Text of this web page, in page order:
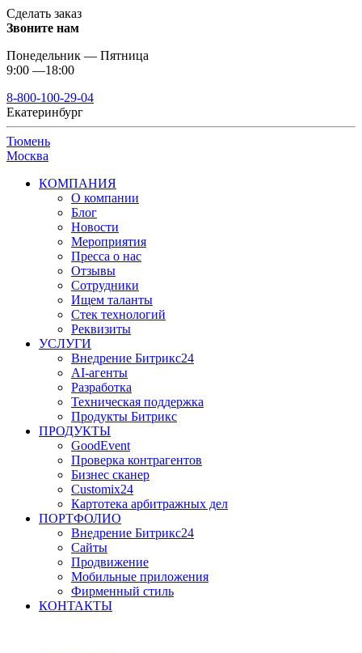
Сделать заказ
Звоните нам
Понедельник — Пятница
9:00 —18:00
8-800-100-29-04
Екатеринбург
Тюмень
Москва
КОМПАНИЯ
О компании
Блог
Новости
Мероприятия
Пресса о нас
Отзывы
Сотрудники
Ищем таланты
Стек технологий
Реквизиты
УСЛУГИ
Внедрение Битрикс24
AI-агенты
Разработка
Техническая поддержка
Продукты Битрикс
ПРОДУКТЫ
GoodEvent
Проверка контрагентов
Бизнес сканер
Customix24
Картотека арбитражных дел
ПОРТФОЛИО
Внедрение Битрикс24
Сайты
Продвижение
Мобильные приложения
Фирменный стиль
КОНТАКТЫ